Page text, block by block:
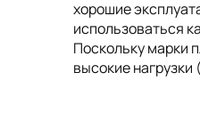
хорошие
использоваться
Поскольку марки
высокие